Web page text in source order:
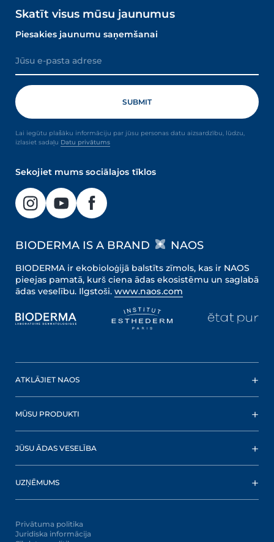
Skatīt visus mūsu jaunumus
Piesakies jaunumu saņemšanai
Lai iegūtu plašāku informāciju par jūsu personas datu aizsardzību, lūdzu,
izlasiet sadaļu Datu privātums
Sekojiet mums sociālajos tīklos
BIODERMA IS A BRAND NAOS
BIODERMA ir ekobioloģijā balstīts zīmols, kas ir NAOS
pieejas pamatā, kurš ciena ādas ekosistēmu un saglabā
ādas veselību. Ilgstoši. www.naos.com
ATKLĀJIET NAOS
MŪSU PRODUKTI
JŪSU ĀDAS VESELĪBA
UZŅĒMUMS
Privātuma politika
Juridiska informācija